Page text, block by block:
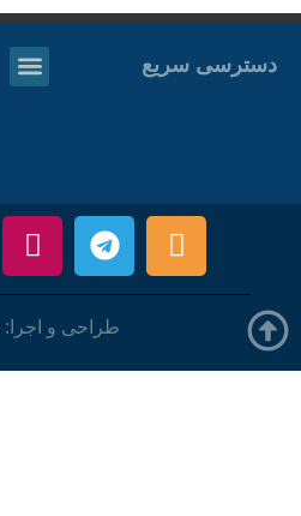
دسترسی سریع
طراحی و اجرا: